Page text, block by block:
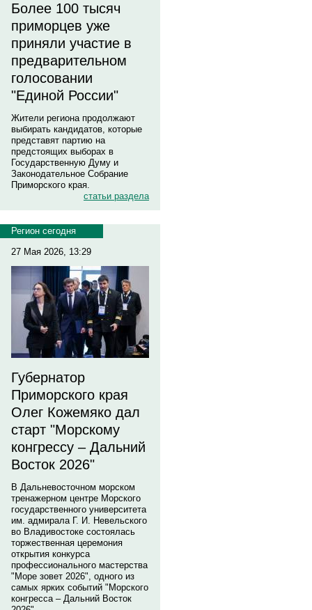
Более 100 тысяч
приморцев уже
приняли участие в
предварительном
голосовании
"Единой России"
Жители региона продолжают
выбирать кандидатов, которые
представят партию на
предстоящих выборах в
Государственную Думу и
Законодательное Собрание
Приморского края.
статьи раздела
Регион сегодня
27 Мая 2026, 13:29
Губернатор
Приморского края
Олег Кожемяко дал
старт "Морскому
конгрессу – Дальний
Восток 2026"
В Дальневосточном морском
тренажерном центре Морского
государственного университета
им. адмирала Г. И. Невельского
во Владивостоке состоялась
торжественная церемония
открытия конкурса
профессионального мастерства
"Море зовет 2026", одного из
самых ярких событий "Морского
конгресса – Дальний Восток